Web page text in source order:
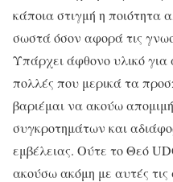
κάποια στιγμή η ποιότητα
σωστά όσον αφορά τις
Υπάρχει άφθονο υλικό για
πολλές που μερικά τα
βαριέμαι να ακούω
συγκροτημάτων και
εμβέλειας. Ούτε το Θεό
ακούσω ακόμη με αυτές